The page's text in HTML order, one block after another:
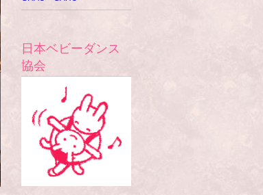
日本ベビーダンス
協会